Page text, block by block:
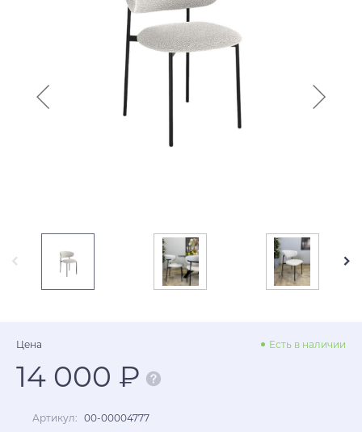
Цена Есть в наличии
14 000 ₽
Артикул: 00-00004777